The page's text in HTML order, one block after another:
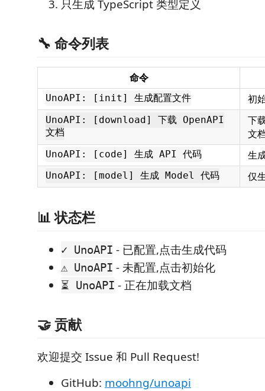
只生成 TypeScript 类型定义
🔧 命令列表
命令
UnoAPI: [init] 生成配置文件 初
UnoAPI: [download] 下载 OpenAPI
文档
下
文
UnoAPI: [code] 生成 API 代码 生
UnoAPI: [model] 生成 Model 代码 仅
📊 状态栏
✓ UnoAPI - 已配置,点击生成代码
⚠ UnoAPI - 未配置,点击初始化
⏳ UnoAPI - 正在加载文档
🤝 贡献
欢迎提交 Issue 和 Pull Request!
GitHub: moohng/unoapi